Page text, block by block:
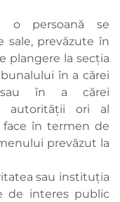
se
sale, prevăzute în
plangere la secția
în a cărei
sau în a cărei
autorității ori al
face în termen de
prevăzut la
sau instituția
de interes public